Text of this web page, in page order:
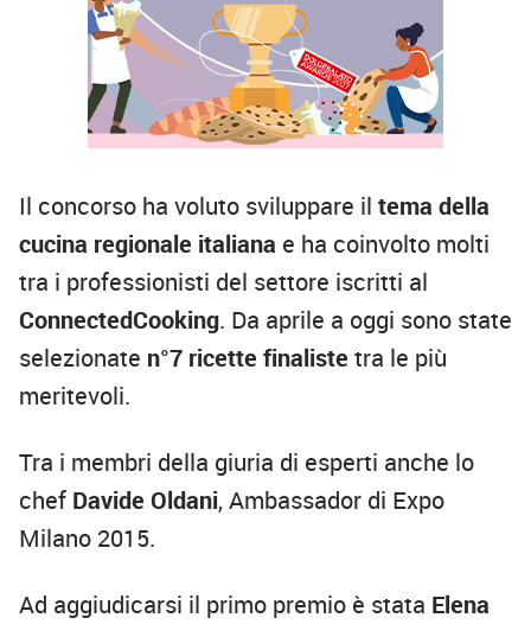
Il concorso ha voluto sviluppare il tema della
cucina regionale italiana e ha coinvolto molti
tra i professionisti del settore iscritti al
ConnectedCooking. Da aprile a oggi sono state
selezionate n°7 ricette finaliste tra le più
meritevoli.
Tra i membri della giuria di esperti anche lo
chef Davide Oldani, Ambassador di Expo
Milano 2015.
Ad aggiudicarsi il primo premio è stata Elena